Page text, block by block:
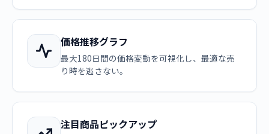
価格推移グラフ
最大180日間の価格変動を可視化し、最適な売
り時を逃さない。
注目商品ピックアップ